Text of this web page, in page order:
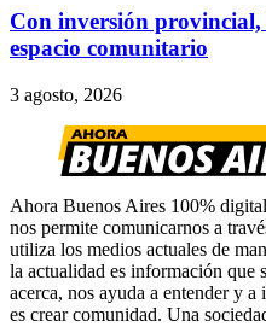
Con inversión provincial,
espacio comunitario
3 agosto, 2026
Ahora Buenos Aires 100%
nos permite comunicarnos a
utiliza los medios actuales de
la actualidad es información que
acerca, nos ayuda a entender y
es crear comunidad. Una